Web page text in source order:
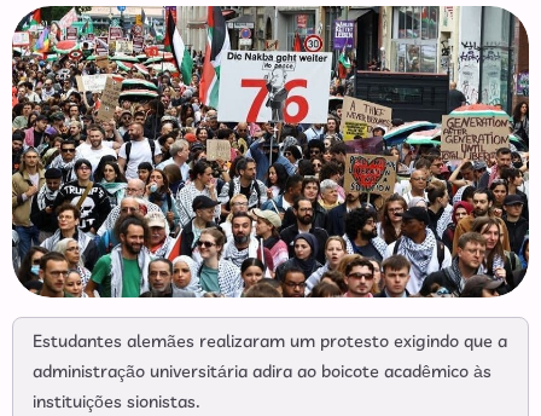
Estudantes alemães realizaram um protesto exigindo que a
administração universitária adira ao boicote acadêmico às
instituições sionistas.